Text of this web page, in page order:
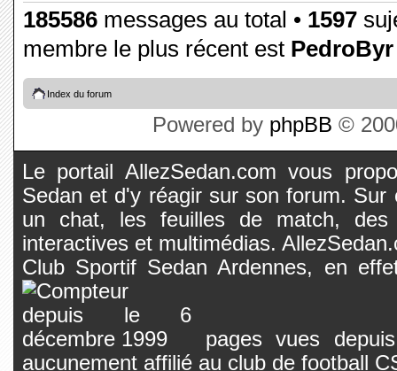
185586 messages au total • 1597
membre le plus récent est PedroByr
Index du forum
Powered by phpBB ©
Le portail AllezSedan.com vous
Sedan et d'y réagir sur son forum.
un chat, les feuilles de match, des
interactives et multimédias.
Club Sportif Sedan Ardennes, en
pages vues
aucunement affilié au club de football